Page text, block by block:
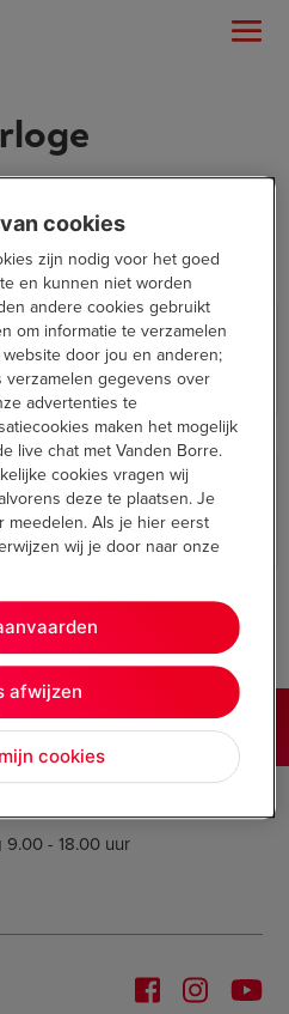
Garmin getest: groter
dan z’n voorgangers
Huawei Watch Fit 4 (Pro)
vandenborre.be
- 18.00 uur
cookies
zijn nodig voor het goed
en kunnen niet worden
andere cookies gebruikt
om informatie te verzamelen
door jou en anderen;
gegevens over
advertenties te
maken het mogelijk
live chat met Vanden Borre.
cookies vragen wij
deze te plaatsen. Je
meedelen. Als je hier eerst
wij je door naar onze
cookies
afwijzen